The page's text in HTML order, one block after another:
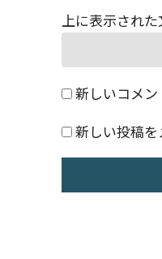
上に表示され
新しいコメ
新しい投稿